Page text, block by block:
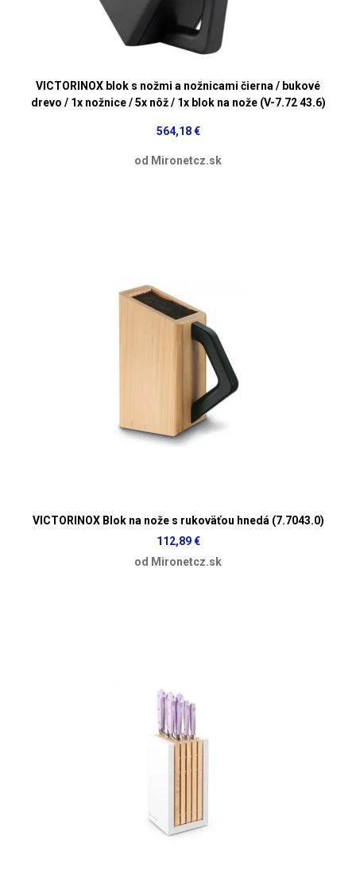
VICTORINOX blok s nožmi a nožnicami čierna / bukové
drevo / 1x nožnice / 5x nôž / 1x blok na nože (V-7.72 43.6)
564,18 €
od Mironetcz.sk
VICTORINOX Blok na nože s rukoväťou hnedá (7.7043.0)
112,89 €
od Mironetcz.sk